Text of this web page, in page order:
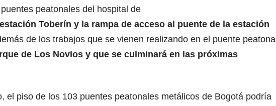
peatonales del hospital de
estación Toberín y la rampa de acceso al puente de la estación
de los trabajos que se vienen realizando en el puente peatonal
de Los Novios y que se culminará en las próximas
el piso de los 103 puentes peatonales metálicos de Bogotá podría